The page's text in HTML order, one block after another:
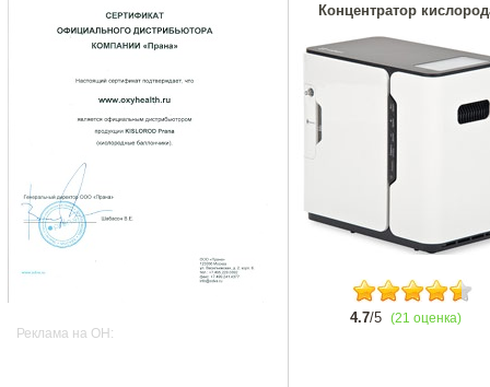
Реклама на OH:
Концентратор
4.7/5 (21 оценка)